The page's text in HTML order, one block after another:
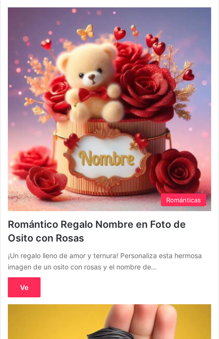
Románticas
Romántico Regalo Nombre en Foto de
Osito con Rosas
¡Un regalo lleno de amor y ternura! Personaliza esta hermosa
imagen de un osito con rosas y el nombre de…
Ve